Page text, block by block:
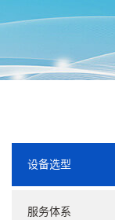
设备选型
服务体系